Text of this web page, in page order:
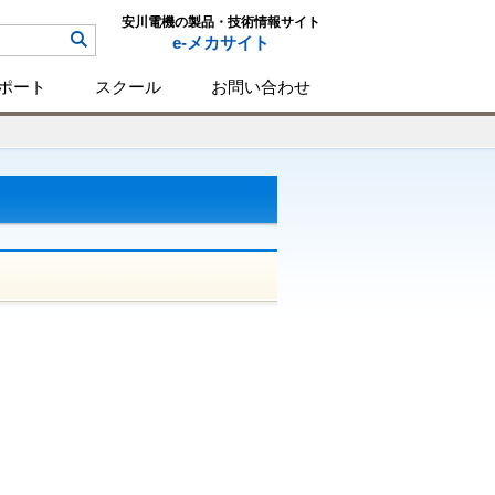
安川電機の製品・技術情報サイト
e-メカサイト
ート スクール お問い合わせ